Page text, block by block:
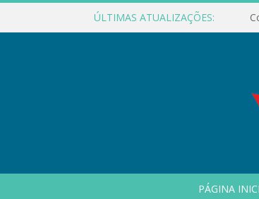
ÚLTIMAS ATUALIZAÇÕES:
PÁGINA